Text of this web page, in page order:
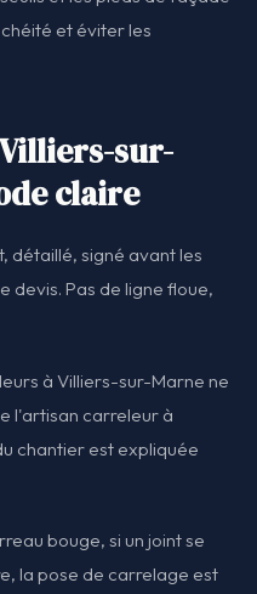
et éviter les
sur-
claire
détaillé, signé avant les
devis. Pas de ligne floue,
à Villiers-sur-Marne ne
l'artisan carreleur à
chantier est expliquée
bouge, si un joint se
la pose de carrelage est